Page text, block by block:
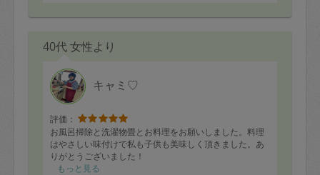
40代 女性より
キャミ♡
評価：
お風呂掃除と洗濯物畳とお料理をお願いしました。料理
はやさしい味付けで私も子供も美味しく頂きました。あ
りがとうございました！
もっと見る